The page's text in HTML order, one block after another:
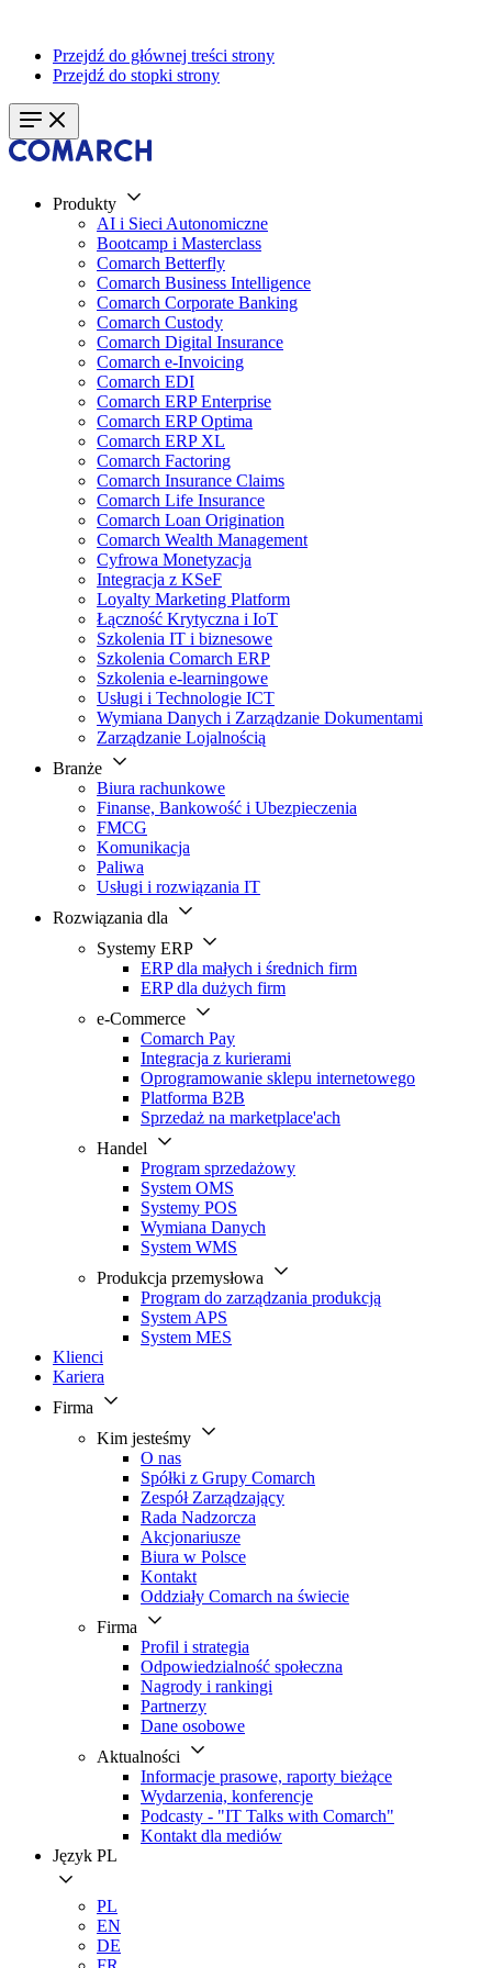
Przejdź do głównej treści strony
Przejdź do stopki strony
Produkty
AI i Sieci Autonomiczne
Bootcamp i Masterclass
Comarch Betterfly
Comarch Business Intelligence
Comarch Corporate Banking
Comarch Custody
Comarch Digital Insurance
Comarch e-Invoicing
Comarch EDI
Comarch ERP Enterprise
Comarch ERP Optima
Comarch ERP XL
Comarch Factoring
Comarch Insurance Claims
Comarch Life Insurance
Comarch Loan Origination
Comarch Wealth Management
Cyfrowa Monetyzacja
Integracja z KSeF
Loyalty Marketing Platform
Łączność Krytyczna i IoT
Szkolenia IT i biznesowe
Szkolenia Comarch ERP
Szkolenia e-learningowe
Usługi i Technologie ICT
Wymiana Danych i Zarządzanie Dokumentami
Zarządzanie Lojalnością
Branże
Biura rachunkowe
Finanse, Bankowość i Ubezpieczenia
FMCG
Komunikacja
Paliwa
Usługi i rozwiązania IT
Rozwiązania dla
Systemy ERP
ERP dla małych i średnich firm
ERP dla dużych firm
e-Commerce
Comarch Pay
Integracja z kurierami
Oprogramowanie sklepu internetowego
Platforma B2B
Sprzedaż na marketplace'ach
Handel
Program sprzedażowy
System OMS
Systemy POS
Wymiana Danych
System WMS
Produkcja przemysłowa
Program do zarządzania produkcją
System APS
System MES
Klienci
Kariera
Firma
Kim jesteśmy
O nas
Spółki z Grupy Comarch
Zespół Zarządzający
Rada Nadzorcza
Akcjonariusze
Biura w Polsce
Kontakt
Oddziały Comarch na świecie
Firma
Profil i strategia
Odpowiedzialność społeczna
Nagrody i rankingi
Partnerzy
Dane osobowe
Aktualności
Informacje prasowe, raporty bieżące
Wydarzenia, konferencje
Podcasty - "IT Talks with Comarch"
Kontakt dla mediów
Język PL
PL
EN
DE